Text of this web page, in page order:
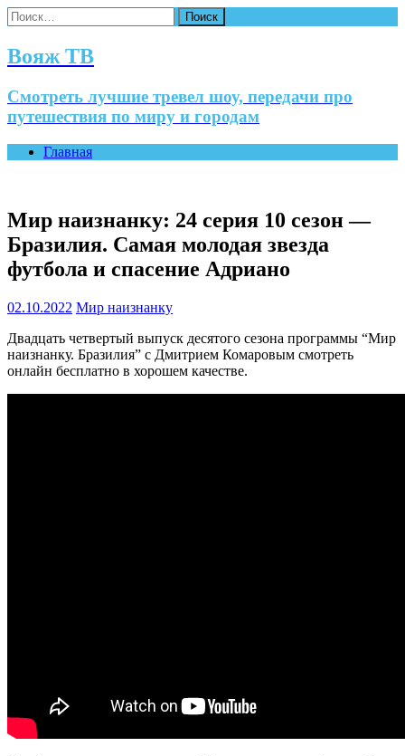
Найти:
Вояж ТВ
Смотреть лучшие тревел шоу, передачи про
путешествия по миру и городам
Главная
Мир наизнанку: 24 серия 10 сезон —
Бразилия. Самая молодая звезда
футбола и спасение Адриано
02.10.2022 Мир наизнанку
Двадцать четвертый выпуск десятого сезона программы “Мир
наизнанку. Бразилия” с Дмитрием Комаровым смотреть
онлайн бесплатно в хорошем качестве.